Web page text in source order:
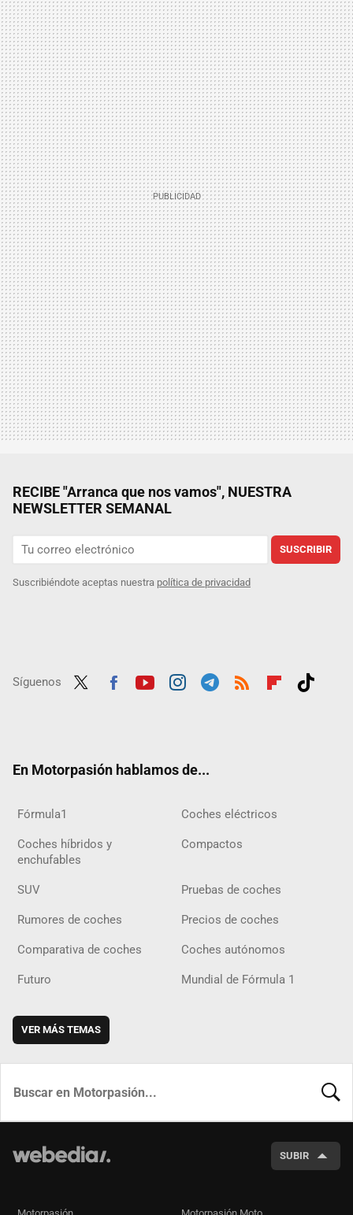
RECIBE "Arranca que nos vamos", NUESTRA
NEWSLETTER SEMANAL
SUSCRIBIR
Suscribiéndote aceptas nuestra política de privacidad
Síguenos
En Motorpasión hablamos de...
Fórmula1 Coches eléctricos
Coches híbridos y
enchufables
Compactos
SUV Pruebas de coches
Rumores de coches Precios de coches
Comparativa de coches Coches autónomos
Futuro Mundial de Fórmula 1
VER MÁS TEMAS
SUBIR